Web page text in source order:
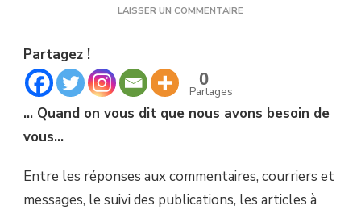
LAISSER UN COMMENTAIRE
NOTRE
Partagez !
0
Partages
… Quand on vous dit que nous avons besoin de
vous…
Entre les réponses aux commentaires, courriers et
messages, le suivi des publications, les articles à